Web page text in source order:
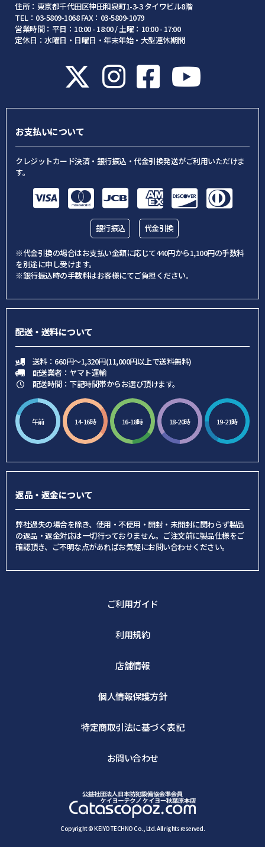
住所：東京都千代田区神田和泉町1-3-3 タイワビル8階
TEL：03-5809-1068 FAX：03-5809-1079
営業時間：平日：10:00 - 18:00 / 土曜：10:00 - 17:00
定休日：水曜日・日曜日・年末年始・大型連休期間
お支払いについて
クレジットカード決済・銀行振込・代金引換発送がご利用いただけま
す。
銀行振込 代金引換
※代金引換の場合はお支払い金額に応じて440円から1,100円の手数料
を別途に申し受けます。
※銀行振込時の手数料はお客様にてご負担ください。
配送・送料について
送料：660円～1,320円(11,000円以上で送料無料)
配送業者：ヤマト運輸
配送時間：下記時間帯からお選び頂けます。
午前 14-16時 16-18時 18-20時 19-21時
返品・返金について
弊社過失の場合を除き、使用・不使用・開封・未開封に関わらず製品
の返品・返金対応は一切行っておりません。ご注文前に製品仕様をご
確認頂き、ご不明な点があればお気軽にお問い合わせください。
ご利用ガイド
利用規約
店舗情報
個人情報保護方針
特定商取引法に基づく表記
お問い合わせ
Copyright © KEIYOTECHNO Co., Ltd. All rights reserved.